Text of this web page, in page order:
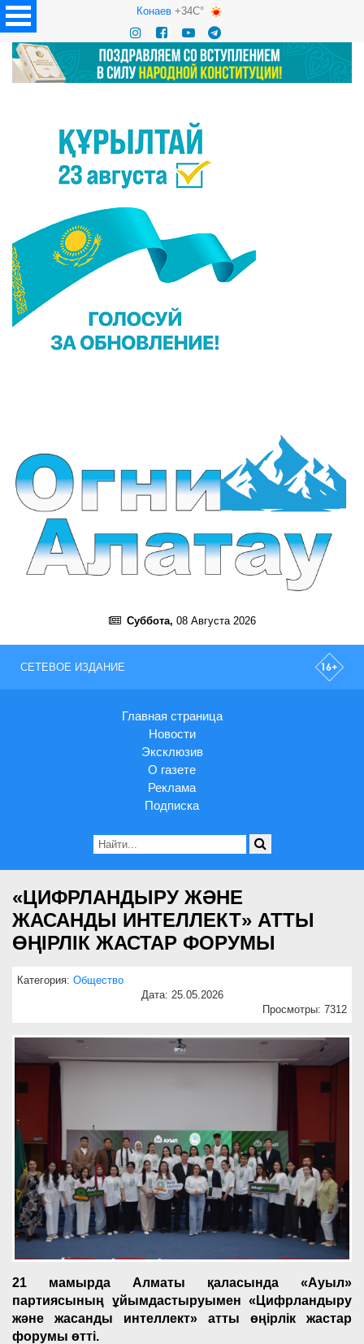
Конаев+34C°
Суббота, 08 Августа 2026
СЕТЕВОЕ ИЗДАНИЕ
Главная страница
Новости
Эксклюзив
О газете
Реклама
Подписка
«ЦИФРЛАНДЫРУ ЖӘНЕ
ЖАСАНДЫ ИНТЕЛЛЕКТ» АТТЫ
ӨҢІРЛІК ЖАСТАР ФОРУМЫ
Категория: Общество
Дата: 25.05.2026
Просмотры: 7312
21 мамырда Алматы қаласында «Ауыл»
партиясының ұйымдастыруымен «Цифрландыру
және жасанды интеллект» атты өңірлік жастар
форумы өтті.